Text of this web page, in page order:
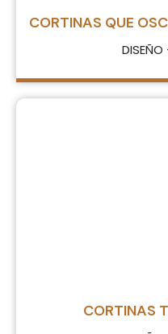
CORTINAS QUE
DISEÑO
CORTINAS